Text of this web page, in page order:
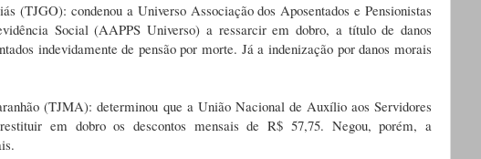
(TJGO): condenou a Universo Associação dos Aposentados e Pensionistas
Social (AAPPS Universo) a ressarcir em dobro, a título de danos
indevidamente de pensão por morte. Já a indenização por danos morais
(TJMA): determinou que a União Nacional de Auxílio aos Servidores
em dobro os descontos mensais de R$ 57,75. Negou, porém, a